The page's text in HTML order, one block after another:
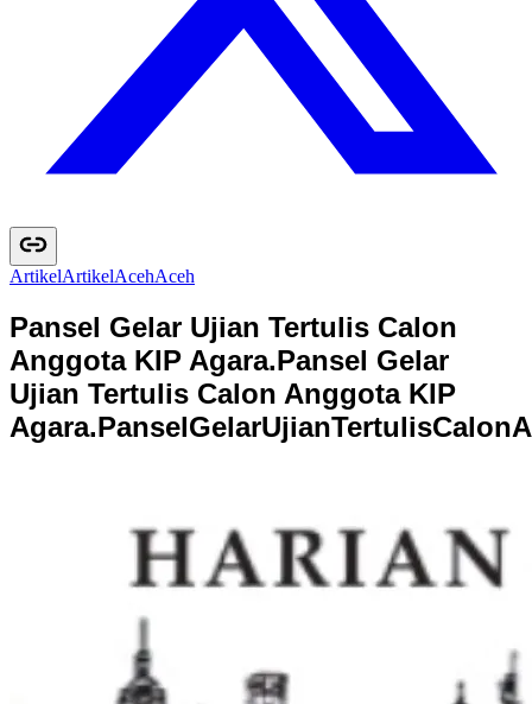
ArtikelArtikelAcehAceh
Pansel Gelar Ujian Tertulis Calon
Anggota KIP Agara.Pansel Gelar
Ujian Tertulis Calon Anggota KIP
Agara.PanselGelarUjianTertulisCalonA